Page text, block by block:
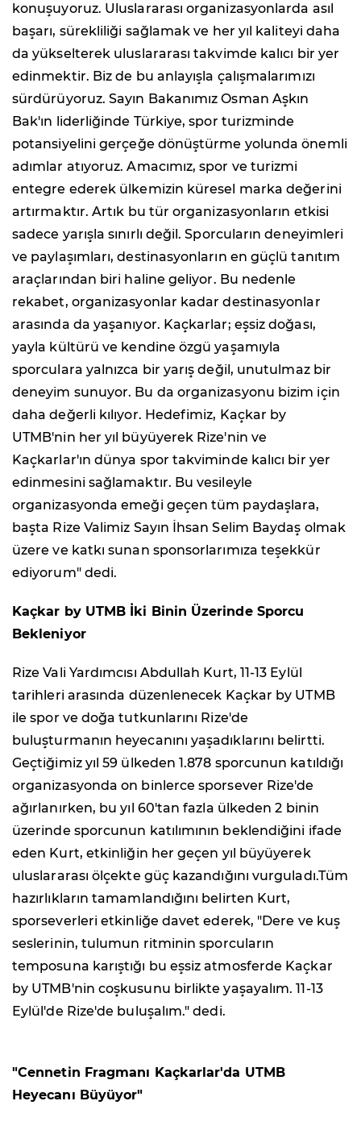
konuşuyoruz. Uluslararası organizasyonlarda asıl
başarı, sürekliliği sağlamak ve her yıl kaliteyi daha
da yükselterek uluslararası takvimde kalıcı bir yer
edinmektir. Biz de bu anlayışla çalışmalarımızı
sürdürüyoruz. Sayın Bakanımız Osman Aşkın
Bak'ın liderliğinde Türkiye, spor turizminde
potansiyelini gerçeğe dönüştürme yolunda önemli
adımlar atıyoruz. Amacımız, spor ve turizmi
entegre ederek ülkemizin küresel marka değerini
artırmaktır. Artık bu tür organizasyonların etkisi
sadece yarışla sınırlı değil. Sporcuların deneyimleri
ve paylaşımları, destinasyonların en güçlü tanıtım
araçlarından biri haline geliyor. Bu nedenle
rekabet, organizasyonlar kadar destinasyonlar
arasında da yaşanıyor. Kaçkarlar; eşsiz doğası,
yayla kültürü ve kendine özgü yaşamıyla
sporculara yalnızca bir yarış değil, unutulmaz bir
deneyim sunuyor. Bu da organizasyonu bizim için
daha değerli kılıyor. Hedefimiz, Kaçkar by
UTMB'nin her yıl büyüyerek Rize'nin ve
Kaçkarlar'ın dünya spor takviminde kalıcı bir yer
edinmesini sağlamaktır. Bu vesileyle
organizasyonda emeği geçen tüm paydaşlara,
başta Rize Valimiz Sayın İhsan Selim Baydaş olmak
üzere ve katkı sunan sponsorlarımıza teşekkür
ediyorum" dedi.
Kaçkar by UTMB İki Binin Üzerinde Sporcu
Bekleniyor
Rize Vali Yardımcısı Abdullah Kurt, 11-13 Eylül
tarihleri arasında düzenlenecek Kaçkar by UTMB
ile spor ve doğa tutkunlarını Rize'de
buluşturmanın heyecanını yaşadıklarını belirtti.
Geçtiğimiz yıl 59 ülkeden 1.878 sporcunun katıldığı
organizasyonda on binlerce sporsever Rize'de
ağırlanırken, bu yıl 60'tan fazla ülkeden 2 binin
üzerinde sporcunun katılımının beklendiğini ifade
eden Kurt, etkinliğin her geçen yıl büyüyerek
uluslararası ölçekte güç kazandığını vurguladı.Tüm
hazırlıkların tamamlandığını belirten Kurt,
sporseverleri etkinliğe davet ederek, "Dere ve kuş
seslerinin, tulumun ritminin sporcuların
temposuna karıştığı bu eşsiz atmosferde Kaçkar
by UTMB'nin coşkusunu birlikte yaşayalım. 11-13
Eylül'de Rize'de buluşalım." dedi.
"Cennetin Fragmanı Kaçkarlar'da UTMB
Heyecanı Büyüyor"